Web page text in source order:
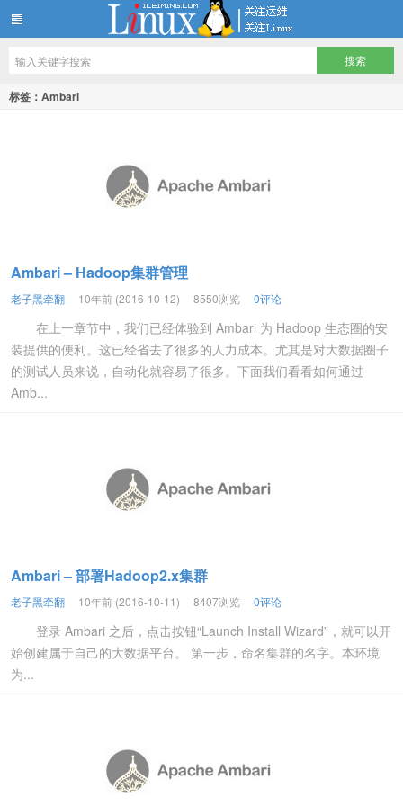
LINUX服务器运维架构技术分享
标签：Ambari
Ambari – Hadoop集群管理
老子黑牵翻 10年前 (2016-10-12) 8550浏览 0评论
在上一章节中，我们已经体验到 Ambari 为 Hadoop 生态圈的安
装提供的便利。这已经省去了很多的人力成本。尤其是对大数据圈子
的测试人员来说，自动化就容易了很多。下面我们看看如何通过
Amb...
Ambari – 部署Hadoop2.x集群
老子黑牵翻 10年前 (2016-10-11) 8407浏览 0评论
登录 Ambari 之后，点击按钮“Launch Install Wizard”，就可以开
始创建属于自己的大数据平台。 第一步，命名集群的名字。本环境
为...